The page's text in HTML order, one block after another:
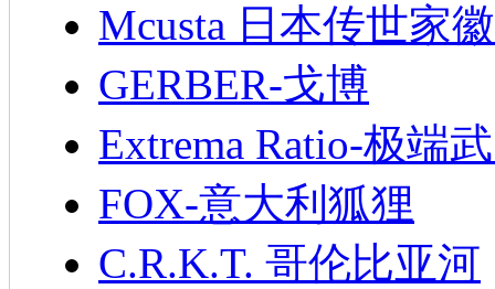
Mcusta 日本传世家徽
GERBER-戈博
Extrema Ratio-极端
FOX-意大利狐狸
C.R.K.T. 哥伦比亚河